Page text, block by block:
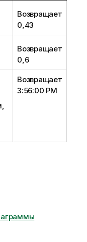
Возвращает
0,43
Возвращает
0,6
Возвращает
3:56:00 PM